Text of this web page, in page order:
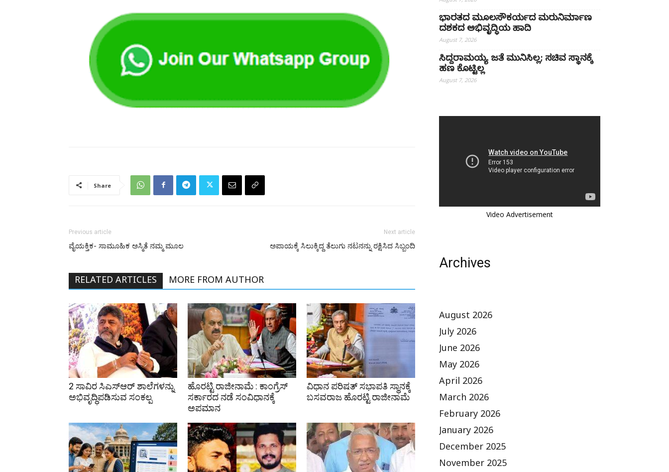
Share
Previous article
ವೈಯಕ್ತಿಕ- ಸಾಮೂಹಿಕ ಅಸ್ಮಿತೆ ನಮ್ಮ ಮೂಲ
Next article
ಅಪಾಯಕ್ಕೆ ಸಿಲುಕ್ಕಿದ್ದ ತೆಲುಗು ನಟನನ್ನು ರಕ್ಷಿಸಿದ ಸಿಬ್ಬಂದಿ
RELATED ARTICLES MORE FROM AUTHOR
2 ಸಾವಿರ ಸಿಎಸ್‌ಆರ್ ಶಾಲೆಗಳನ್ನು
ಅಭಿವೃದ್ಧಿಪಡಿಸುವ ಸಂಕಲ್ಪ
ಹೊರಟ್ಟಿ ರಾಜೀನಾಮೆ : ಕಾಂಗ್ರೆಸ್
ಸರ್ಕಾರದ ನಡೆ ಸಂವಿಧಾನಕ್ಕೆ
ಅಪಮಾನ
ವಿಧಾನ ಪರಿಷತ್ ಸಭಾಪತಿ ಸ್ಥಾನಕ್ಕೆ
ಬಸವರಾಜ ಹೊರಟ್ಟಿ ರಾಜೀನಾಮೆ
ಭಾರತದ ಮೂಲಸೌಕರ್ಯದ ಮರುನಿರ್ಮಾಣ
ದಶಕದ ಅಭಿವೃದ್ಧಿಯ ಹಾದಿ
August 7, 2026
ಸಿದ್ದರಾಮಯ್ಯ ಜತೆ ಮುನಿಸಿಲ್ಲ; ಸಚಿವ ಸ್ಥಾನಕ್ಕೆ
ಹಣ ಕೊಟ್ಟಿಲ್ಲ
August 7, 2026
Video Advertisement
Archives
August 2026
July 2026
June 2026
May 2026
April 2026
March 2026
February 2026
January 2026
December 2025
November 2025